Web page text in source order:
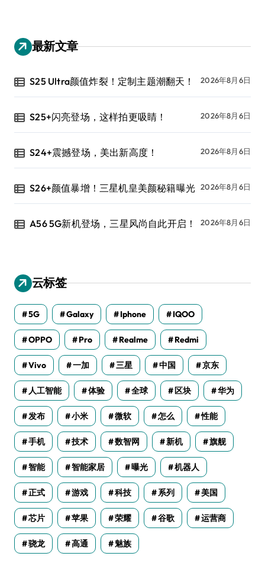
最新文章
S25 Ultra颜值炸裂！定制主题潮翻天！ 2026年8月6日
S25+闪亮登场，这样拍更吸睛！ 2026年8月6日
S24+震撼登场，美出新高度！ 2026年8月6日
S26+颜值暴增！三星机皇美颜秘籍曝光 2026年8月6日
A56 5G新机登场，三星风尚自此开启！ 2026年8月6日
云标签
5G Galaxy Iphone IQOO
OPPO Pro Realme Redmi
Vivo 一加 三星 中国 京东
人工智能 体验 全球 区块 华为
发布 小米 微软 怎么 性能
手机 技术 数智网 新机 旗舰
智能 智能家居 曝光 机器人
正式 游戏 科技 系列 美国
芯片 苹果 荣耀 谷歌 运营商
骁龙 高通 魅族